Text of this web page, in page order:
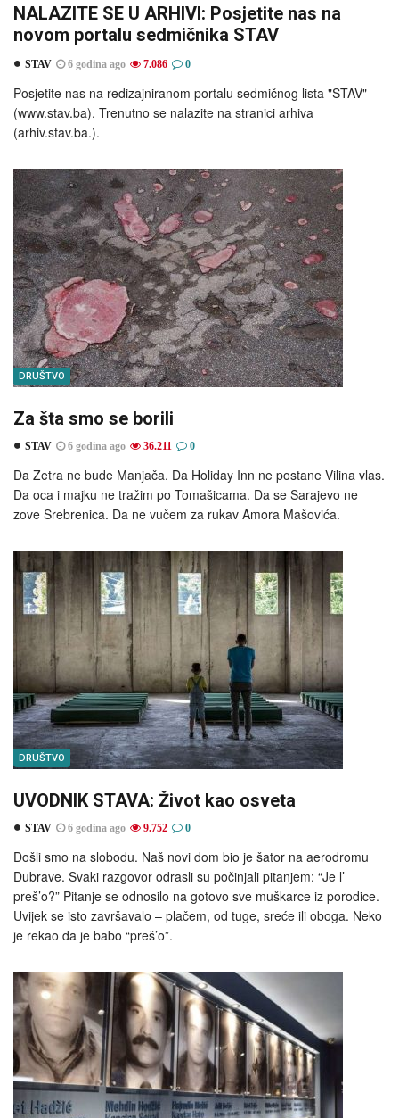
NALAZITE SE U ARHIVI: Posjetite nas na
novom portalu sedmičnika STAV
STAV 6 godina ago 7.086 0
Posjetite nas na redizajniranom portalu sedmičnog lista "STAV"
(www.stav.ba). Trenutno se nalazite na stranici arhiva
(arhiv.stav.ba.).
DRUŠTVO
Za šta smo se borili
STAV 6 godina ago 36.211 0
Da Zetra ne bude Manjača. Da Holiday Inn ne postane Vilina vlas.
Da oca i majku ne tražim po Tomašicama. Da se Sarajevo ne
zove Srebrenica. Da ne vučem za rukav Amora Mašovića.
DRUŠTVO
UVODNIK STAVA: Život kao osveta
STAV 6 godina ago 9.752 0
Došli smo na slobodu. Naš novi dom bio je šator na aerodromu
Dubrave. Svaki razgovor odrasli su počinjali pitanjem: “Je l’
preš’o?” Pitanje se odnosilo na gotovo sve muškarce iz porodice.
Uvijek se isto završavalo – plačem, od tuge, sreće ili oboga. Neko
je rekao da je babo “preš’o”.